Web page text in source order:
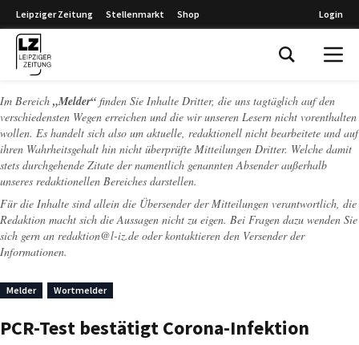
Leipziger Zeitung Stellenmarkt Shop Login
Im Bereich „Melder“ finden Sie Inhalte Dritter, die uns tagtäglich auf den
verschiedensten Wegen erreichen und die wir unseren Lesern nicht vorenthalten
wollen. Es handelt sich also um aktuelle, redaktionell nicht bearbeitete und auf
ihren Wahrheitsgehalt hin nicht überprüfte Mitteilungen Dritter. Welche damit
stets durchgehende Zitate der namentlich genannten Absender außerhalb
unseres redaktionellen Bereiches darstellen.
Für die Inhalte sind allein die Übersender der Mitteilungen verantwortlich, die
Redaktion macht sich die Aussagen nicht zu eigen. Bei Fragen dazu wenden Sie
sich gern an redaktion@l-iz.de oder kontaktieren den Versender der
Informationen.
Melder Wortmelder
PCR-Test bestätigt Corona-Infektion